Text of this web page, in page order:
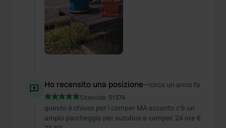
Ho recensito una posizione—circa un anno fa
Sitecode: 51374
questo è chiuso per i camper MA accanto c'è un
ampio parcheggio per autobus e camper. 24 ore €